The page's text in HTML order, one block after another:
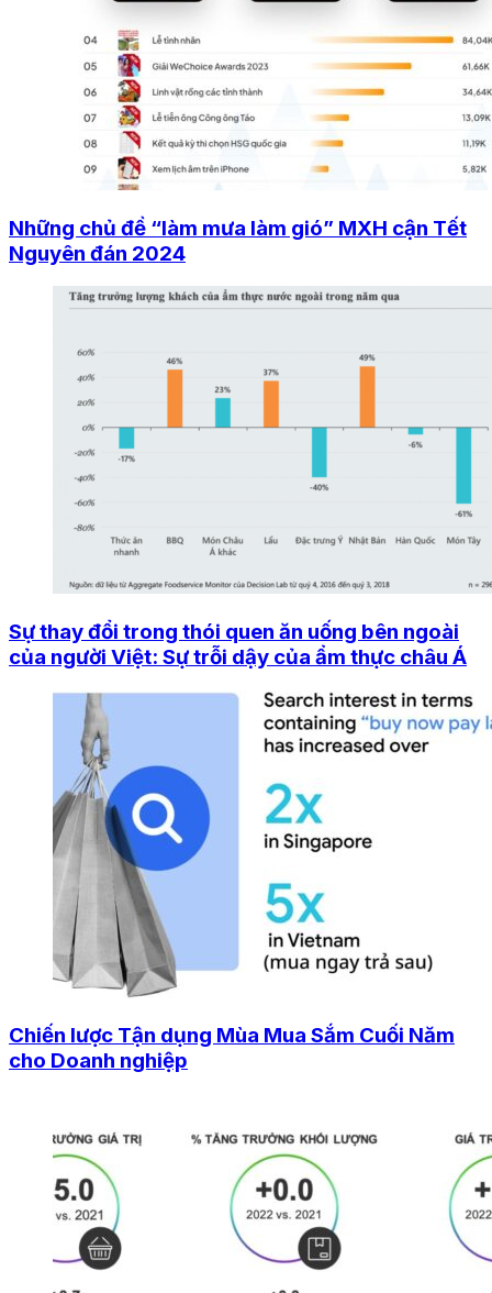
Những chủ đề “làm mưa làm gió” MXH cận Tết
Nguyên đán 2024
Sự thay đổi trong thói quen ăn uống bên ngoài
của người Việt: Sự trỗi dậy của ẩm thực châu Á
Chiến lược Tận dụng Mùa Mua Sắm Cuối Năm
cho Doanh nghiệp